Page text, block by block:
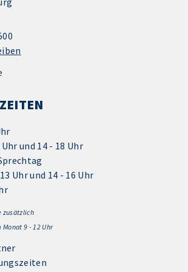
und 14 - 18 Uhr
Uhr und 14 - 16 Uhr
zusätzlich
Monat 9 - 12 Uhr